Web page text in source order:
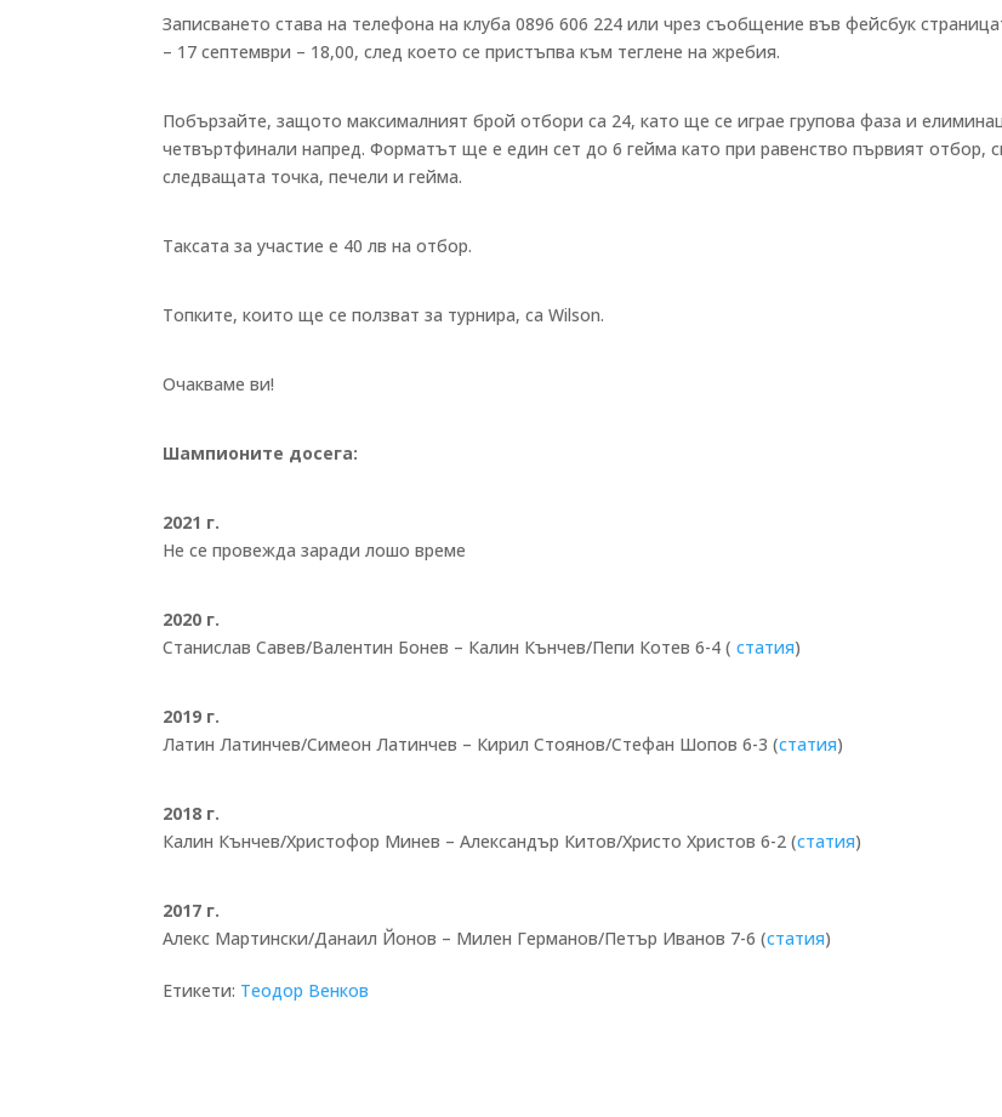
Записването става на телефона на клуба 0896 606 224 или чрез съобщение във фейсбук
– 17 септември – 18,00, след което се пристъпва към теглене на жребия.
Побързайте, защото максималният брой отбори са 24, като ще се играе групова фаза и
четвъртфинали напред. Форматът ще е един сет до 6 гейма като при равенство първият отбор,
следващата точка, печели и гейма.
Таксата за участие е 40 лв на отбор.
Топките, които ще се ползват за турнира, са Wilson.
Очакваме ви!
Шампионите досега:
2021 г.
Не се провежда заради лошо време
2020 г.
Станислав Савев/Валентин Бонев – Калин Кънчев/Пепи Котев 6-4 (статия)
2019 г.
Латин Латинчев/Симеон Латинчев – Кирил Стоянов/Стефан Шопов 6-3 (статия)
2018 г.
Калин Кънчев/Христофор Минев – Александър Китов/Христо Христов 6-2 (статия)
2017 г.
Алекс Мартински/Данаил Йонов – Милен Германов/Петър Иванов 7-6 (статия)
Етикети: Теодор Венков